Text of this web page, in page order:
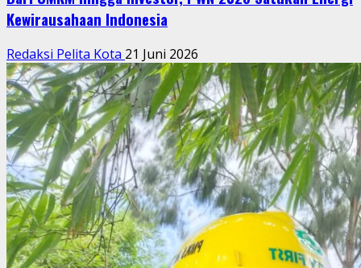
Kewirausahaan Indonesia
Redaksi Pelita Kota 21 Juni 2026